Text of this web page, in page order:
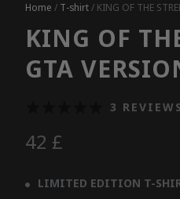
Home / T-shirt/ KING OF THE
KING OF
GTA
3 REVIEWS
42 £
LIMITED EDITION T-